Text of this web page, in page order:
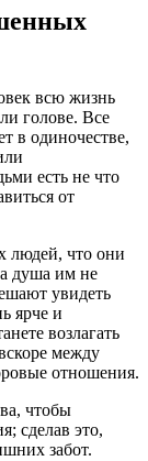
всю жизнь
голове. Все
в одиночестве,
есть не что
от
людей, что они
душа им не
увидеть
ярче и
возлагать
между
отношения.
чтобы
сделав это,
забот.